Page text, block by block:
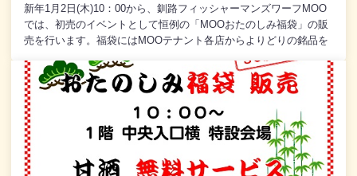
新年1月2日(木)10：00から、釧路フィッシャーマンズワーフMOO
では、初売のイベントとして恒例の「MOOおたのしみ福袋」の販
売を行います。福袋にはMOOテナント各店からよりどりの銘品を
お買い得価格でご用意いたします。 ※ なお、福袋は30袋限定と
なっております。お一人様1袋とさせて頂き、 完売次第終了とな
りますので、なにとぞご了承くださいませ。また、お買い上げい
ただいたお客様への「おたのしみ特典」といたしまして、空くじ
なしの「おみくじ」を引いていただきます。おみくじにはそれぞ
れ「大吉」「中吉」「小吉」「吉」があり、以下の特典をご用意
しております。仮に大吉が当たると3,000円で中身が11,000円相当